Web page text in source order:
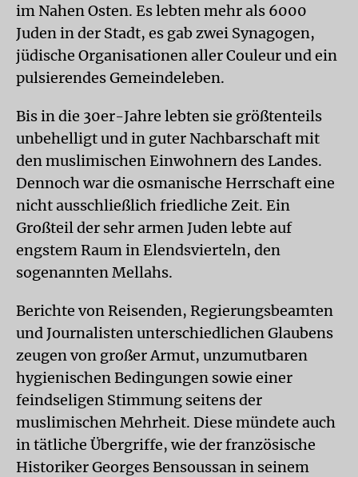
im Nahen Osten. Es lebten mehr als 6000
Juden in der Stadt, es gab zwei Synagogen,
jüdische Organisationen aller Couleur und ein
pulsierendes Gemeindeleben.
Bis in die 30er-Jahre lebten sie größtenteils
unbehelligt und in guter Nachbarschaft mit
den muslimischen Einwohnern des Landes.
Dennoch war die osmanische Herrschaft eine
nicht ausschließlich friedliche Zeit. Ein
Großteil der sehr armen Juden lebte auf
engstem Raum in Elendsvierteln, den
sogenannten Mellahs.
Berichte von Reisenden, Regierungsbeamten
und Journalisten unterschiedlichen Glaubens
zeugen von großer Armut, unzumutbaren
hygienischen Bedingungen sowie einer
feindseligen Stimmung seitens der
muslimischen Mehrheit. Diese mündete auch
in tätliche Übergriffe, wie der französische
Historiker Georges Bensoussan in seinem